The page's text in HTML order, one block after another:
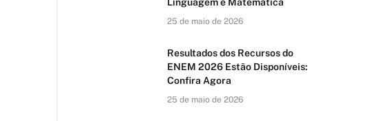
25 de maio de 2026
Resultados dos Recursos do
ENEM 2026 Estão Disponíveis:
Confira Agora
25 de maio de 2026